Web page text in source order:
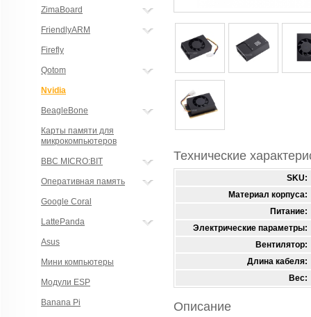
ZimaBoard
FriendlyARM
Firefly
Qotom
Nvidia
BeagleBone
Карты памяти для
микрокомпьютеров
BBC MICRO:BIT
Оперативная память
Google Coral
LattePanda
Asus
Мини компьютеры
Модули ESP
Banana Pi
Технические
SKU:
Материал корпуса:
Питание:
Электрические параметры:
Вентилятор:
Длина кабеля:
Вес:
Описание